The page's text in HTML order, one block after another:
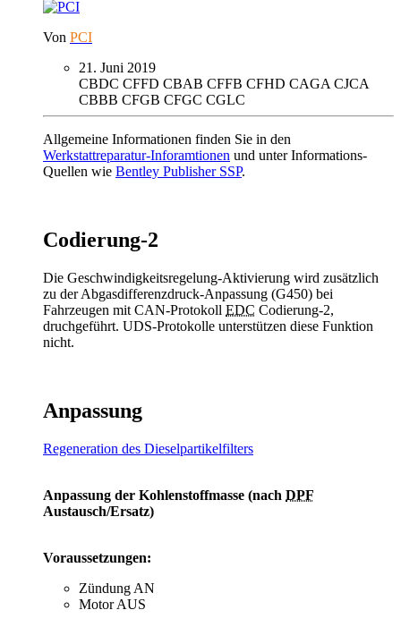
Von PCI
21. Juni 2019
CBDC CFFD CBAB CFFB CFHD CAGACJCA
CBBB CFGB CFGC CGLC
Allgemeine Informationen finden Sie in den
Werkstattreparatur-Inforamtionen und unter Informations-
Quellen wie Bentley Publisher SSP.
Codierung-2
Die Geschwindigkeitsregelung-Aktivierung wird zusätzlich
zu der Abgasdifferenzdruck-Anpassung (G450) bei
Fahrzeugen mit CAN-Protokoll EDC Codierung-2,
druchgeführt. UDS-Protokolle unterstützen diese Funktion
nicht.
Anpassung
Regeneration des Dieselpartikelfilters
Anpassung der Kohlenstoffmasse (nach DPF
Austausch/Ersatz)
Voraussetzungen:
Zündung AN
Motor AUS